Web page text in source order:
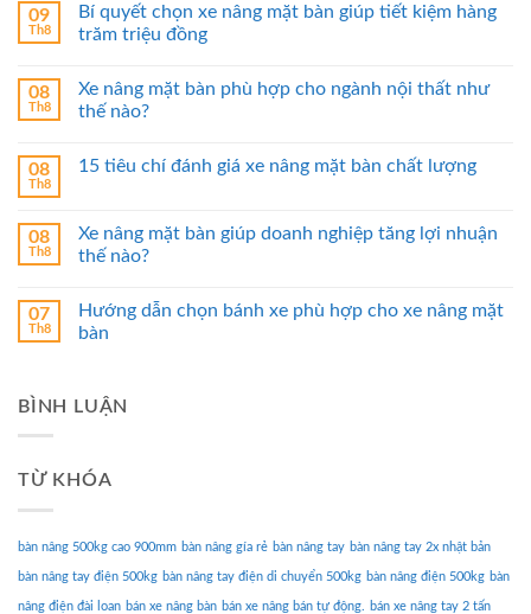
09
Th8
Bí quyết chọn xe nâng mặt bàn giúp tiết kiệm hàng
trăm triệu đồng
08
Th8
Xe nâng mặt bàn phù hợp cho ngành nội thất như
thế nào?
08
Th8
15 tiêu chí đánh giá xe nâng mặt bàn chất lượng
08
Th8
Xe nâng mặt bàn giúp doanh nghiệp tăng lợi nhuận
thế nào?
07
Th8
Hướng dẫn chọn bánh xe phù hợp cho xe nâng mặt
bàn
BÌNH LUẬN
TỪ KHÓA
bàn nâng 500kg cao 900mm bàn nâng gía rẻ bàn nâng tay bàn nâng tay 2x nhật bản
bàn nâng tay điện 500kg bàn nâng tay điện di chuyển 500kg bàn nâng điện 500kg bàn
nâng điện đài loan bán xe nâng bàn bán xe nâng bán tự động. bán xe nâng tay 2 tấn